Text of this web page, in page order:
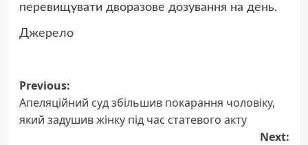
перевищувати дворазове дозування на день.
Джерело
Post
navigation
Previous:
Апеляційний суд збільшив покарання чоловіку,
який задушив жінку під час статевого акту
Next: